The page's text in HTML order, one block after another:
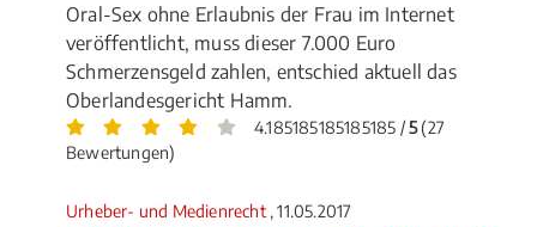
Oral-Sex ohne Erlaubnis der Frau im Internet
veröffentlicht, muss dieser 7.000 Euro
Schmerzensgeld zahlen, entschied aktuell das
Oberlandesgericht Hamm.
4.185185185185185 /5(27
Bewertungen)
Urheber- und Medienrecht , 11.05.2017